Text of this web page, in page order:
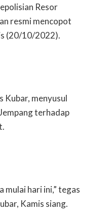
Resor
resmi mencopot
(20/10/2022).
Kubar, menyusul
terhadap
hari ini,” tegas
Kamis siang.